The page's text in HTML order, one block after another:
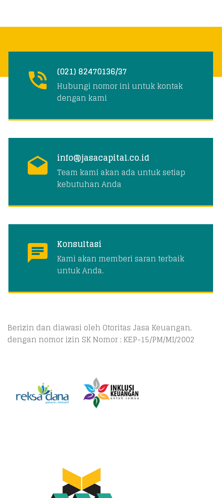
(021) 82470136/37
Hubungi nomor ini untuk kontak
dengan kami
info@jasacapital.co.id
Team kami akan ada untuk setiap
kebutuhan Anda
Konsultasi
Kami akan memberi saran terbaik
untuk Anda.
Berizin dan diawasi oleh Otoritas Jasa Keuangan,
dengan nomor izin SK Nomor : KEP-15/PM/MI/2002